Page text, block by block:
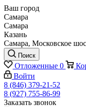
Ваш город
Самара
Самара
Казань
Самара, Московское
Поиск
Отложенные 0
Войти
8 (846) 379-21-52
8 (927) 755-86-99
Заказать звонок